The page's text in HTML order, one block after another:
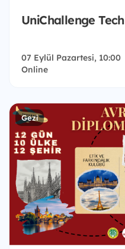
UniChallenge Tech
07 Eylül Pazartesi, 10:00
Online
Gezi